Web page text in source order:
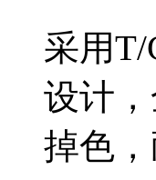
采用T/
设计
掉色